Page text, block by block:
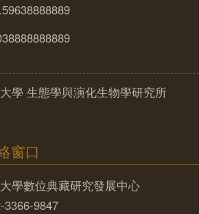
學 生態學與演化生物學研究所
窗口
學數位典藏研究發展中心
3366-9847